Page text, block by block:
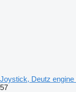
Joystick, Deutz
57